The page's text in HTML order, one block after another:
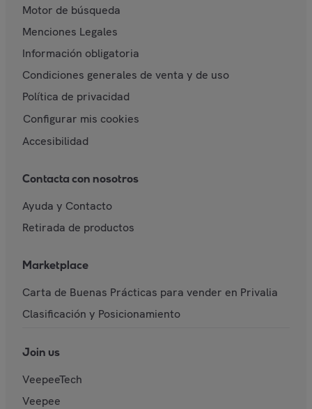
Motor de búsqueda
Menciones Legales
Información obligatoria
Condiciones generales de venta y de uso
Política de privacidad
Configurar mis cookies
Accesibilidad
Contacta con nosotros
Ayuda y Contacto
Retirada de productos
Marketplace
Carta de Buenas Prácticas para vender en Privalia
Clasificación y Posicionamiento
Join us
VeepeeTech
Veepee